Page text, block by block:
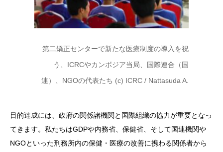
第二矯正センターで新たな医療制度の導入を祝
う、ICRCやカンボジア当局、国際連合（国
連）、NGOの代表たち (c) ICRC / Nattasuda A.
目的達成には、政府の関係諸機関と国際組織の協力が重要となっ
てきます。私たちはGDPや内務省、保健省、そして国連機関や
NGOといった刑務所内の保健・医療の改善に携わる関係者から